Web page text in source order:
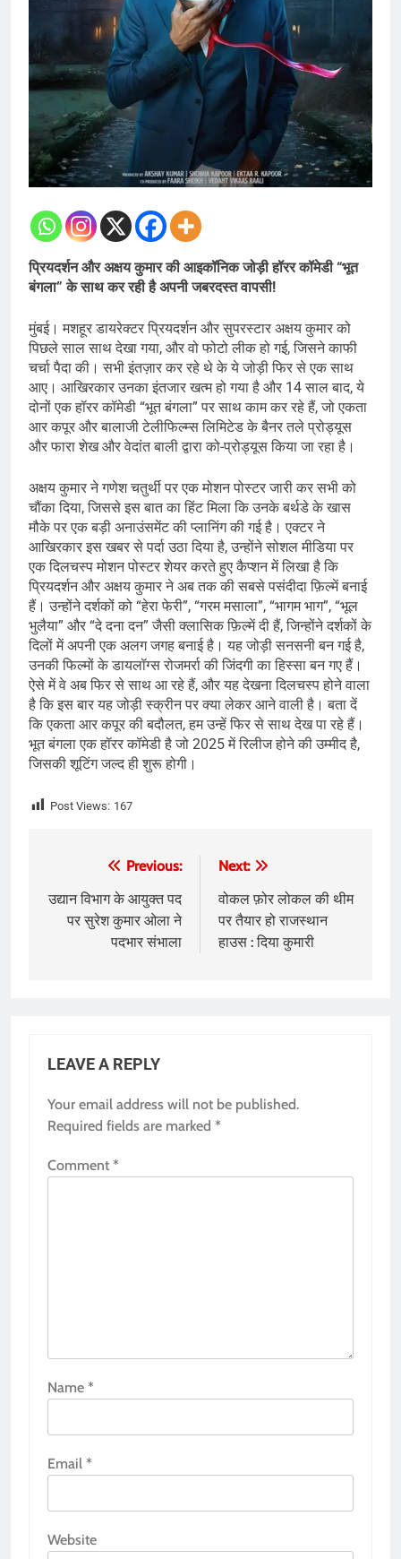
प्रियदर्शन और अक्षय कुमार की आइकॉनिक जोड़ी हॉरर कॉमेडी “भूत
बंगला” के साथ कर रही है अपनी जबरदस्त वापसी!
मुंबई। मशहूर डायरेक्टर प्रियदर्शन और सुपरस्टार अक्षय कुमार को
पिछले साल साथ देखा गया, और वो फोटो लीक हो गई, जिसने काफी
चर्चा पैदा की। सभी इंतज़ार कर रहे थे के ये जोड़ी फिर से एक साथ
आए। आखिरकार उनका इंतजार खत्म हो गया है और 14 साल बाद, ये
दोनों एक हॉरर कॉमेडी “भूत बंगला” पर साथ काम कर रहे हैं, जो एकता
आर कपूर और बालाजी टेलीफिल्म्स लिमिटेड के बैनर तले प्रोड्यूस
और फारा शेख और वेदांत बाली द्वारा को-प्रोड्यूस किया जा रहा है।
अक्षय कुमार ने गणेश चतुर्थी पर एक मोशन पोस्टर जारी कर सभी को
चौंका दिया, जिससे इस बात का हिंट मिला कि उनके बर्थडे के खास
मौके पर एक बड़ी अनाउंसमेंट की प्लानिंग की गई है। एक्टर ने
आखिरकार इस खबर से पर्दा उठा दिया है, उन्होंने सोशल मीडिया पर
एक दिलचस्प मोशन पोस्टर शेयर करते हुए कैप्शन में लिखा है कि
प्रियदर्शन और अक्षय कुमार ने अब तक की सबसे पसंदीदा फ़िल्में बनाई
हैं। उन्होंने दर्शकों को “हेरा फेरी”, “गरम मसाला”, “भागम भाग”, “भूल
भुलैया” और “दे दना दन” जैसी क्लासिक फ़िल्में दी हैं, जिन्होंने दर्शकों के
दिलों में अपनी एक अलग जगह बनाई है। यह जोड़ी सनसनी बन गई है,
उनकी फिल्मों के डायलॉग्स रोजमर्रा की जिंदगी का हिस्सा बन गए हैं।
ऐसे में वे अब फिर से साथ आ रहे हैं, और यह देखना दिलचस्प होने वाला
है कि इस बार यह जोड़ी स्क्रीन पर क्या लेकर आने वाली है। बता दें
कि एकता आर कपूर की बदौलत, हम उन्हें फिर से साथ देख पा रहे हैं।
भूत बंगला एक हॉरर कॉमेडी है जो 2025 में रिलीज होने की उम्मीद है,
जिसकी शूटिंग जल्द ही शुरू होगी।
Post Views: 167
navigation
Previous:
उद्यान विभाग के आयुक्त पद
पर सुरेश कुमार ओला ने
पदभार संभाला
Next:
वोकल फ़ोर लोकल की थीम
पर तैयार हो राजस्थान
हाउस : दिया कुमारी
LEAVE A REPLY
Your email address will not be published.
Required fields are marked *
Comment *
Name *
Email *
Website